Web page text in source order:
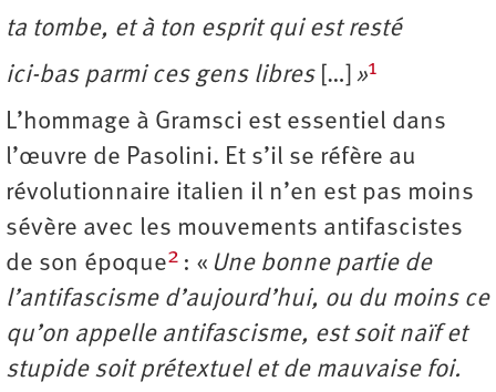
ta tombe, et à ton esprit qui est resté
ici-bas parmi ces gens libres […] »1
L’hommage à Gramsci est essentiel dans
l’œuvre de Pasolini. Et s’il se réfère au
révolutionnaire italien il n’en est pas moins
sévère avec les mouvements antifascistes
de son époque2 : « Une bonne partie de
l’antifascisme d’aujourd’hui, ou du moins ce
qu’on appelle antifascisme, est soit naïf et
stupide soit prétextuel et de mauvaise foi.